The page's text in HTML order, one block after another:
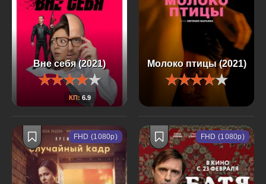
Вне себя (2021)
КП:6.9
Молоко птицы (2021)
FHD (1080p) FHD (1080p)